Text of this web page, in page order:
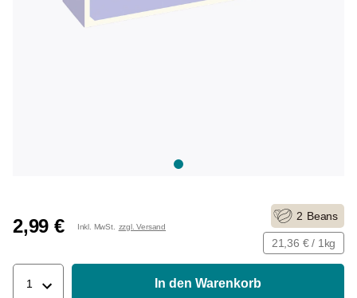
2,99 € Inkl. MwSt. zzgl. Versand
2 Beans
21,36 € / 1kg
1 In den Warenkorb